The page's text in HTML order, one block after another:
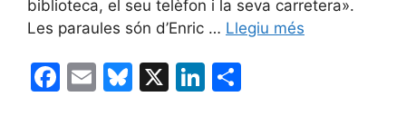
biblioteca, el seu telèfon i la seva carretera».
Les paraules són d’Enric … Llegiu més
F
E
Bl X
Li